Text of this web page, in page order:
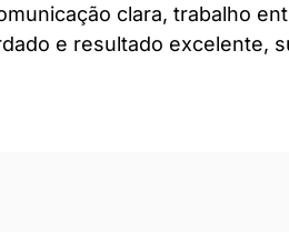
clara, trabalho
e resultado excelente,